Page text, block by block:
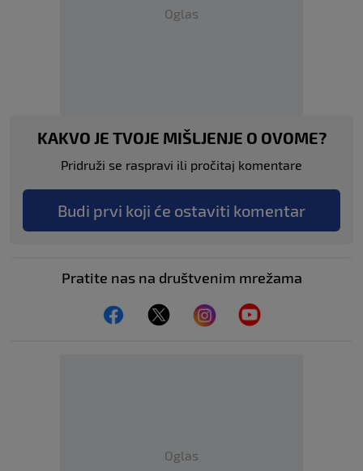
Oglas
KAKVO JE TVOJE MIŠLJENJE O OVOME?
Pridruži se raspravi ili pročitaj komentare
Budi prvi koji će ostaviti komentar
Pratite nas na društvenim mrežama
Oglas